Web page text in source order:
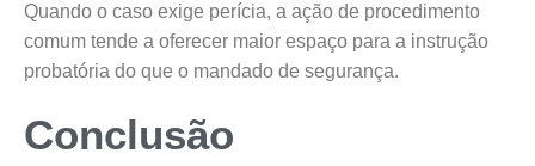
Quando o caso exige perícia, a ação de procedimento
comum tende a oferecer maior espaço para a instrução
probatória do que o mandado de segurança.
Conclusão